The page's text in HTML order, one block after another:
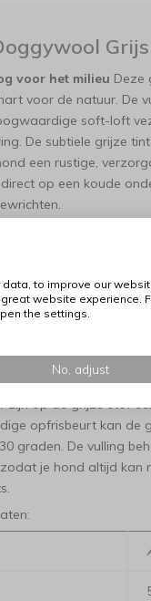
Grijs
voor het milieu Deze
voor de natuur. De
soft-loft
De subtiele grijze
een rustige,
op een koude
Een groot
onderzijde. Hierdoor
sprong zijn plekje
of plavuizen, maar
niet naar een hoek,
tegen dagelijks
luieren.
Ondanks de luxe
zijn op de grijze stof
opfrisbeurt kan de
graden. De vulling
je hond altijd kan
to improve our
website experience.
the settings.
No, adjust